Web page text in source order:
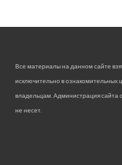
Все материалы на данном сайте
исключительно в
владельцам. Администрация сайта
не несет.